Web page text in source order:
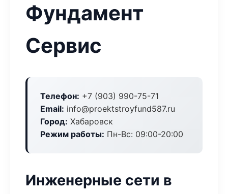
Фундамент
Сервис
Телефон: +7 (903) 990-75-71
Email: info@proektstroyfund587.ru
Город: Хабаровск
Режим работы: Пн-Вс: 09:00-20:00
Инженерные сети в